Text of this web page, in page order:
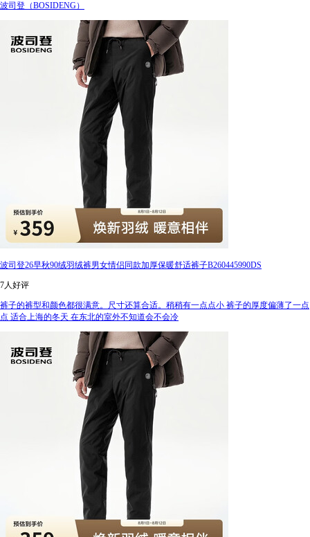
波司登（BOSIDENG）
波司登26早秋90绒羽绒裤男女情侣同款加厚保暖舒适裤子B260445990DS
7人好评
裤子的裤型和颜色都很满意。尺寸还算合适。稍稍有一点点小 裤子的厚度偏薄了一点
点 适合上海的冬天 在东北的室外不知道会不会冷